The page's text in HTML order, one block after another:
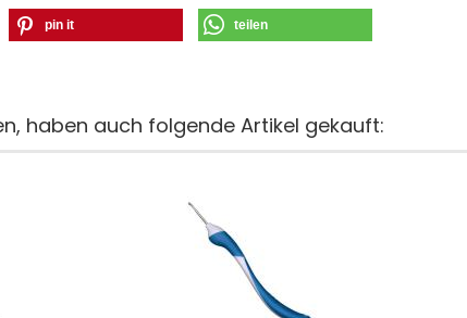
pin it teilen
haben auch folgende Artikel gekauft: